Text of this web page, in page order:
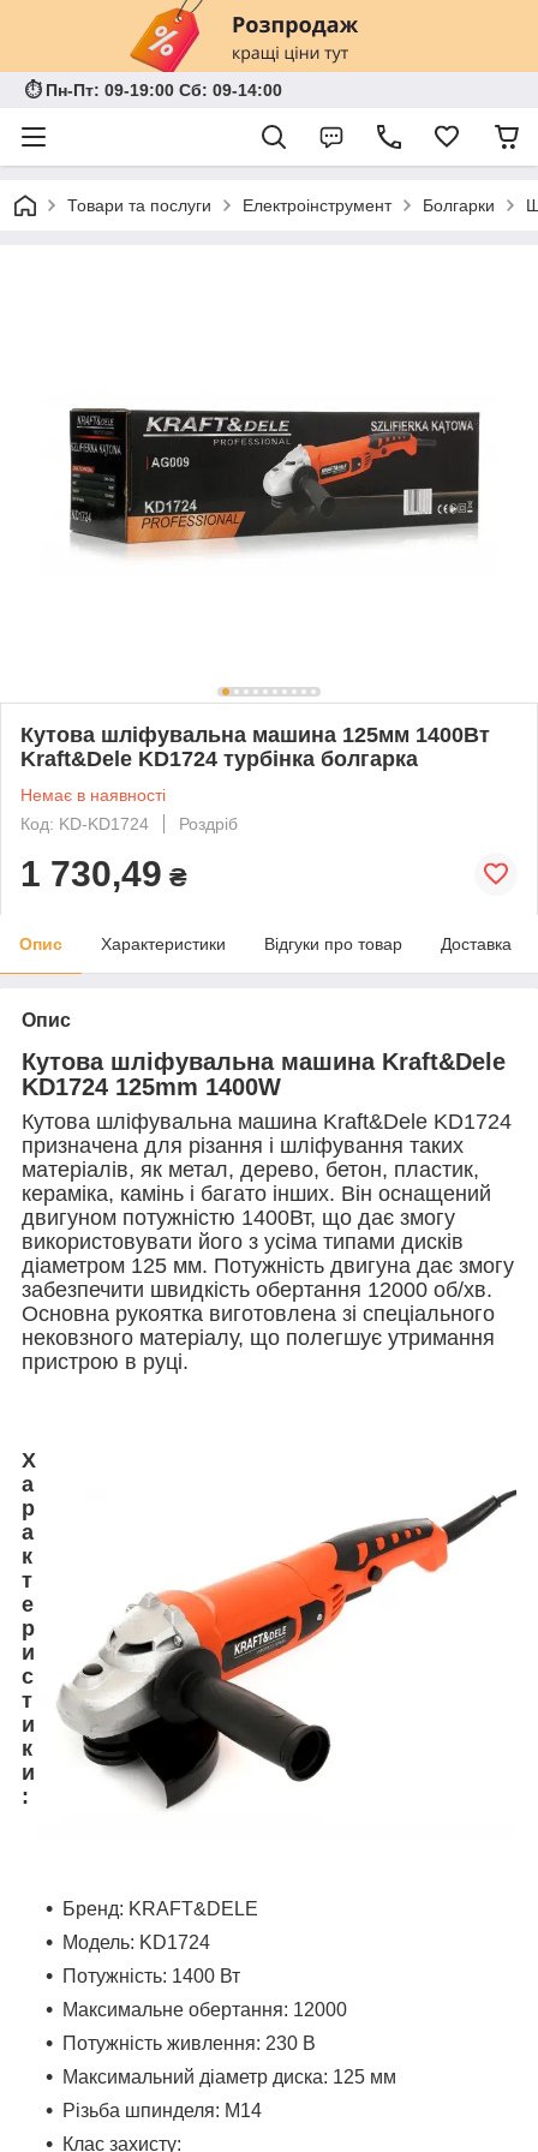
⏱ Пн-Пт: 09-19:00 Сб: 09-14:00
Товари та послуги Електроінструмент Болгарки
Кутова шліфувальна машина 125мм 1400Вт
Kraft&Dele KD1724 турбінка болгарка
Немає в наявності
Код: KD-KD1724
Роздріб
1 730,49 ₴
Опис Характеристики Відгуки про товар Доставка
Опис
Кутова шліфувальна машина Kraft&Dele
KD1724 125mm 1400W
Кутова шліфувальна машина Kraft&Dele KD1724
призначена для різання і шліфування таких
матеріалів, як метал, дерево, бетон, пластик,
кераміка, камінь і багато інших. Він оснащений
двигуном потужністю 1400Вт, що дає змогу
використовувати його з усіма типами дисків
діаметром 125 мм. Потужність двигуна дає змогу
забезпечити швидкість обертання 12000 об/хв.
Основна рукоятка виготовлена зі спеціального
нековзного матеріалу, що полегшує утримання
пристрою в руці.
Х
а
р
а
к
т
е
р
и
с
т
и
к
и
:
Бренд: KRAFT&DELE
Модель: KD1724
Потужність: 1400 Вт
Максимальне обертання: 12000
Потужність живлення: 230 В
Максимальний діаметр диска: 125 мм
Різьба шпинделя: M14
Клас захисту: